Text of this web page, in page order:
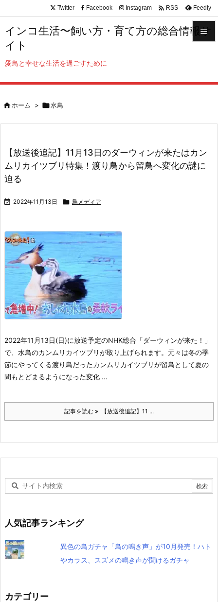
インコ生活〜飼い方・育て方の総合情報サ
イト
愛鳥と幸せな生活を過ごすために

サイド


Twitter Facebook Instagram  RSS Feedly
ホーム > 水鳥
【放送後追記】11月13日のダーウィンが来たはカン
ムリカイツブリ特集！渡り鳥から留鳥へ変化の謎に
迫る
 2022年11月13日  鳥メディア
2022年11月13日(日)に放送予定のNHK総合「ダーウィンが来た！」
で、水鳥のカンムリカイツブリが取り上げられます。 元々は冬の季
節にやってくる渡り鳥だったカンムリカイツブリが留鳥として夏の
間もとどまるようになった変化 ...
記事を読む 【放送後追記】11 ...
人気記事ランキング
異色の鳥ガチャ「鳥の鳴き声」が10月発売！ハト
やカラス、スズメの鳴き声が聞けるガチャ
カテゴリー